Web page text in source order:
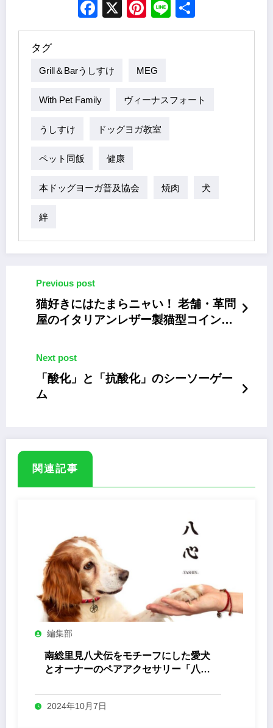
Facebook
X Pinterest
Line
タグ
Grill＆Barうしすけ MEG
With Pet Family ヴィーナスフォート
うしすけ ドッグヨガ教室
ペット同飯 健康
本ドッグヨーガ普及協会 焼肉 犬
絆
Previous post
猫好きにはたまらニャい！ 老舗・革問
屋のイタリアンレザー製猫型コインパ
Next post
「酸化」と「抗酸化」のシーソーゲー
ム
関連記事
編集部
南総里見八犬伝をモチーフにした愛犬
とオーナーのペアアクセサリー「八心
2024年10月7日